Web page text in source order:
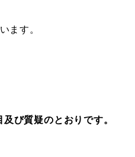
ます。
び質疑のとおりです。